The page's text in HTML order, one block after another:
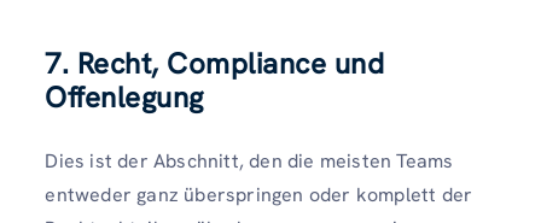
7. Recht, Compliance und
Offenlegung
Dies ist der Abschnitt, den die meisten Teams
entweder ganz überspringen oder komplett der